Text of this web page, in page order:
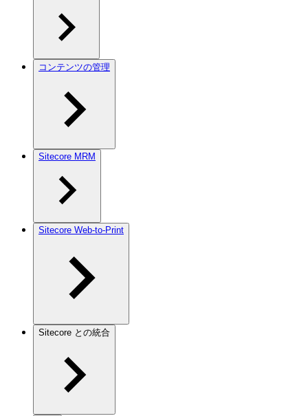
コンテンツの管理
Sitecore MRM
Sitecore Web-to-Print
Sitecore との統合